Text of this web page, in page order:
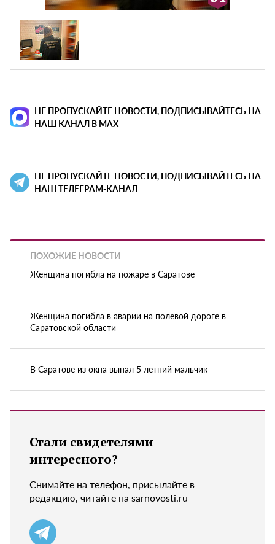
НЕ ПРОПУСКАЙТЕ НОВОСТИ, ПОДПИСЫВАЙТЕСЬ НА
НАШ КАНАЛ В MAX
НЕ ПРОПУСКАЙТЕ НОВОСТИ, ПОДПИСЫВАЙТЕСЬ НА
НАШ ТЕЛЕГРАМ-КАНАЛ
ПОХОЖИЕ НОВОСТИ
Женщина погибла на пожаре в Саратове
Женщина погибла в аварии на полевой дороге в
Саратовской области
В Саратове из окна выпал 5-летний мальчик
Стали свидетелями
интересного?
Снимайте на телефон, присылайте в
редакцию, читайте на sarnovosti.ru